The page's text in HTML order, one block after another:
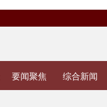
要闻聚焦 综合新闻